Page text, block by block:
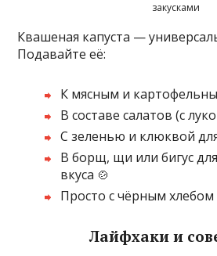
закусками
Квашеная капуста —
Подавайте её:
К мясным и
В составе салатов (с
С зеленью и клюквой
В борщ, щи или бигус
вкуса 🍲
Просто с чёрным хлебом
Лайфхаки и